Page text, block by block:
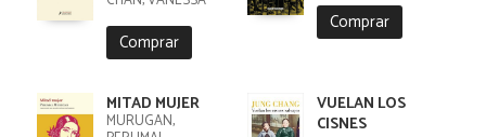
Comprar
Comprar
MITAD MUJER
MURUGAN,
VUELAN LOS
CISNES